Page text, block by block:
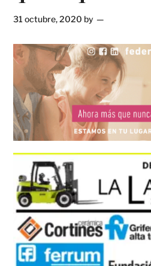
31 octubre, 2020 by